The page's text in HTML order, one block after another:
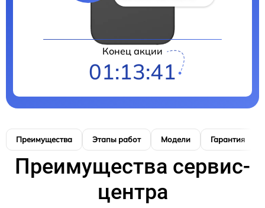
Конец акции
01:13:40
Преимущества Этапы работ Модели Гарантия
Преимущества сервис-
центра